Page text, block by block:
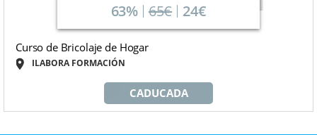
63% 65€ 24€
Curso de Bricolaje de Hogar
ILABORA FORMACIÓN
CADUCADA